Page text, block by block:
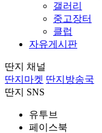
갤러리
중고장터
클럽
자유게시판
딴지 채널
딴지마켓 딴지방송국
딴지 SNS
유투브
페이스북